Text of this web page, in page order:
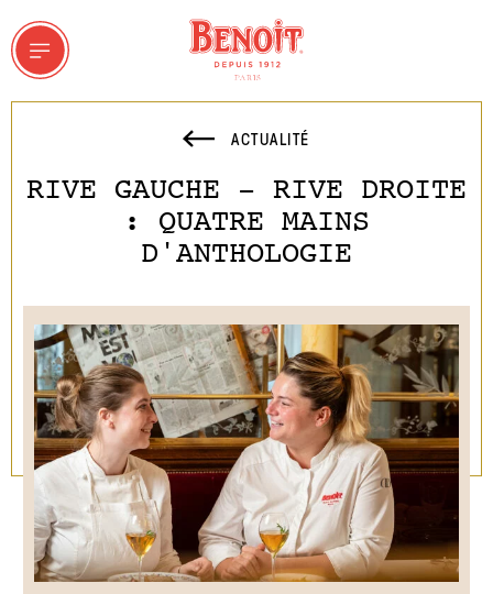
GROUPES
Ducasse
ACTUALITÉ
RIVE GAUCHE - RIVE DROITE
: QUATRE MAINS
D'ANTHOLOGIE